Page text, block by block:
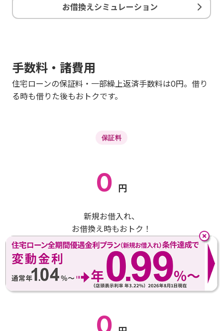
お借換えシミュレーション
手数料・諸費用
住宅ローンの保証料・一部繰上返済手数料は0円。借り
る時も借りた後もおトクです。
保証料
0 円
新規お借入れ、
お借換え時もおトク！
審査の結果によっては保証料ありのプランでご案内する場合が
あります
一部繰上返済手数料
0